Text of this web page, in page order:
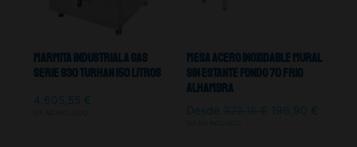
Marmita Industrial A Gas
Serie 930 TURHAN 150 Litros
4.605,55 €
Mesa Acero Inoxidable Mural
Sin Estante Fondo 70 Frio
Alhambra
Desde 196,90 €